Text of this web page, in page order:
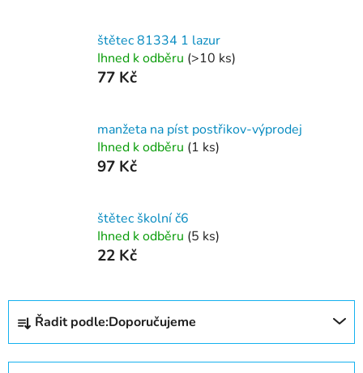
štětec 81334 1 lazur
Ihned k odběru (>10 ks)
77 Kč
manžeta na píst postřikov-výprodej
Ihned k odběru (1 ks)
97 Kč
štětec školní č6
Ihned k odběru (5 ks)
22 Kč
Ř
z
Řadit podle:Doporučujeme